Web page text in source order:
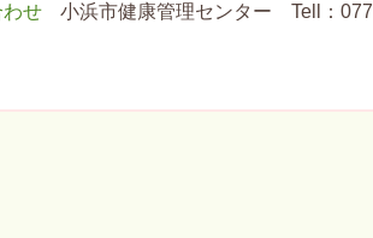
わせ
小浜市健康管理センター Tell：